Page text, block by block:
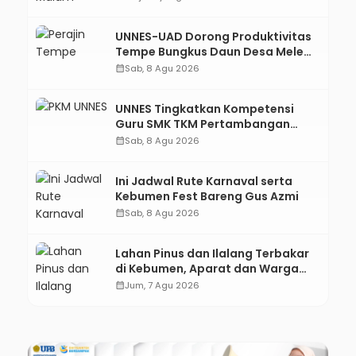
UNNES-UAD Dorong Produktivitas
Tempe Bungkus Daun Desa Meles,
Bantu Mesin dan Pendampingan
calendar_monthSab, 8 Agu 2026
UNNES Tingkatkan Kompetensi
Guru SMK TKM Pertambangan
Kebumen melalui Desain Green
calendar_monthSab, 8 Agu 2026
Ini Jadwal Rute Karnaval serta
Kebumen Fest Bareng Gus Azmi
calendar_monthSab, 8 Agu 2026
Lahan Pinus dan Ilalang Terbakar
di Kebumen, Aparat dan Warga
Padamkan Api Secara Manual
calendar_monthJum, 7 Agu 2026